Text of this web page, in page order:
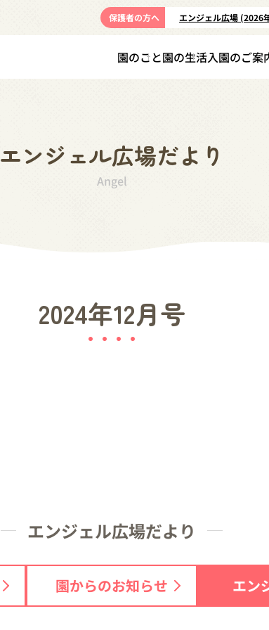
保護者の方へ エンジェル広場 (2026
園のこと園の生活入園のご案
エンジェル広場だより
Angel
2024年12月号
エンジェル広場だより
園からのお知らせ エン